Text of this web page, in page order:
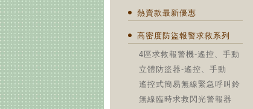
熱賣款最新優惠
高密度防盜報警求救系列
4區求救報警機-遙控、手動
立體防盜器-遙控、手動
遙控式簡易無線緊急呼叫鈴
無線臨時求救閃光警報器